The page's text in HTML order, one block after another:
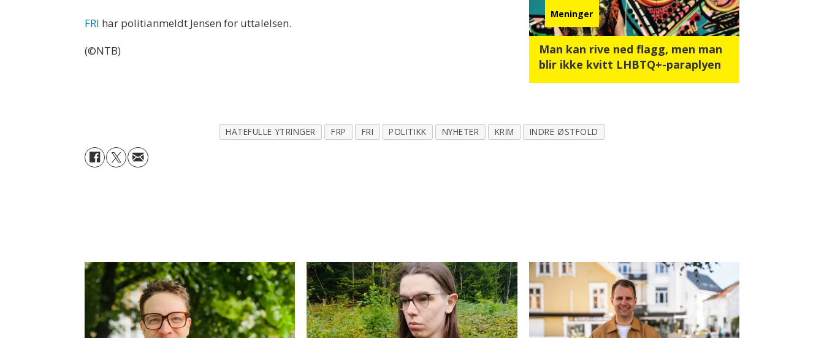
Meninger
Man kan rive ned flagg, men man
blir ikke kvitt LHBTQ+-paraplyen
FRI har politianmeldt Jensen for uttalelsen.
(©NTB)
HATEFULLE YTRINGER FRP FRI POLITIKK NYHETER KRIM INDRE ØSTFOLD